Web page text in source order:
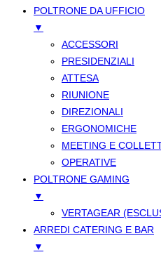
POLTRONE DA UFFICIO
▼
ACCESSORI
PRESIDENZIALI
ATTESA
RIUNIONE
DIREZIONALI
ERGONOMICHE
MEETING E
OPERATIVE
POLTRONE GAMING
▼
VERTAGEAR
ARREDI CATERING E BAR
▼